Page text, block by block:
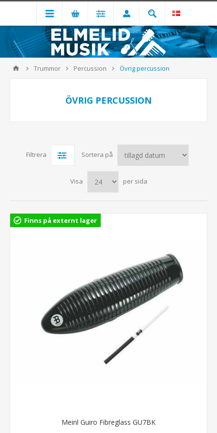
Trummor Percussion Övrig percussion
ÖVRIG PERCUSSION
Filtrera Sortera på
Visa per sida
Finns på externt lager
Meinl Guiro Fibreglass GU7BK